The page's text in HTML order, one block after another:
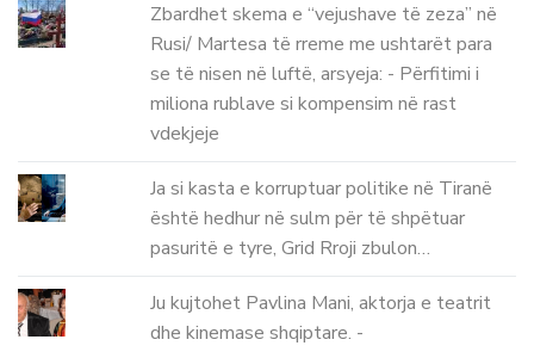
Zbardhet skema e “vejushave të zeza” në
Rusi/ Martesa të rreme me ushtarët para
se të nisen në luftë, arsyeja: - Përfitimi i
miliona rublave si kompensim në rast
vdekjeje
Ja si kasta e korruptuar politike në Tiranë
është hedhur në sulm për të shpëtuar
pasuritë e tyre, Grid Rroji zbulon…
Ju kujtohet Pavlina Mani, aktorja e teatrit
dhe kinemase shqiptare. -